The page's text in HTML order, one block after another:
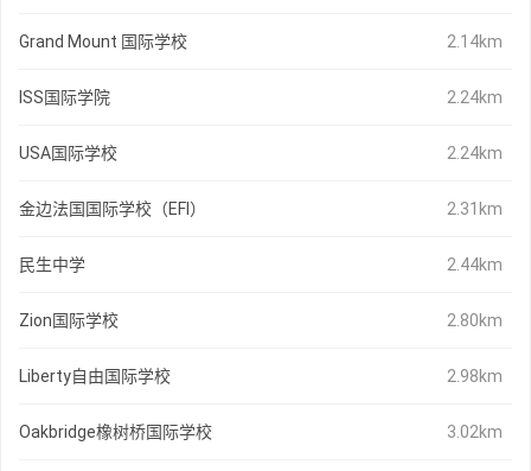
Grand Mount 国际学校 2.14km
ISS国际学院 2.24km
USA国际学校 2.24km
金边法国国际学校（EFI） 2.31km
民生中学 2.44km
Zion国际学校 2.80km
Liberty自由国际学校 2.98km
Oakbridge橡树桥国际学校 3.02km